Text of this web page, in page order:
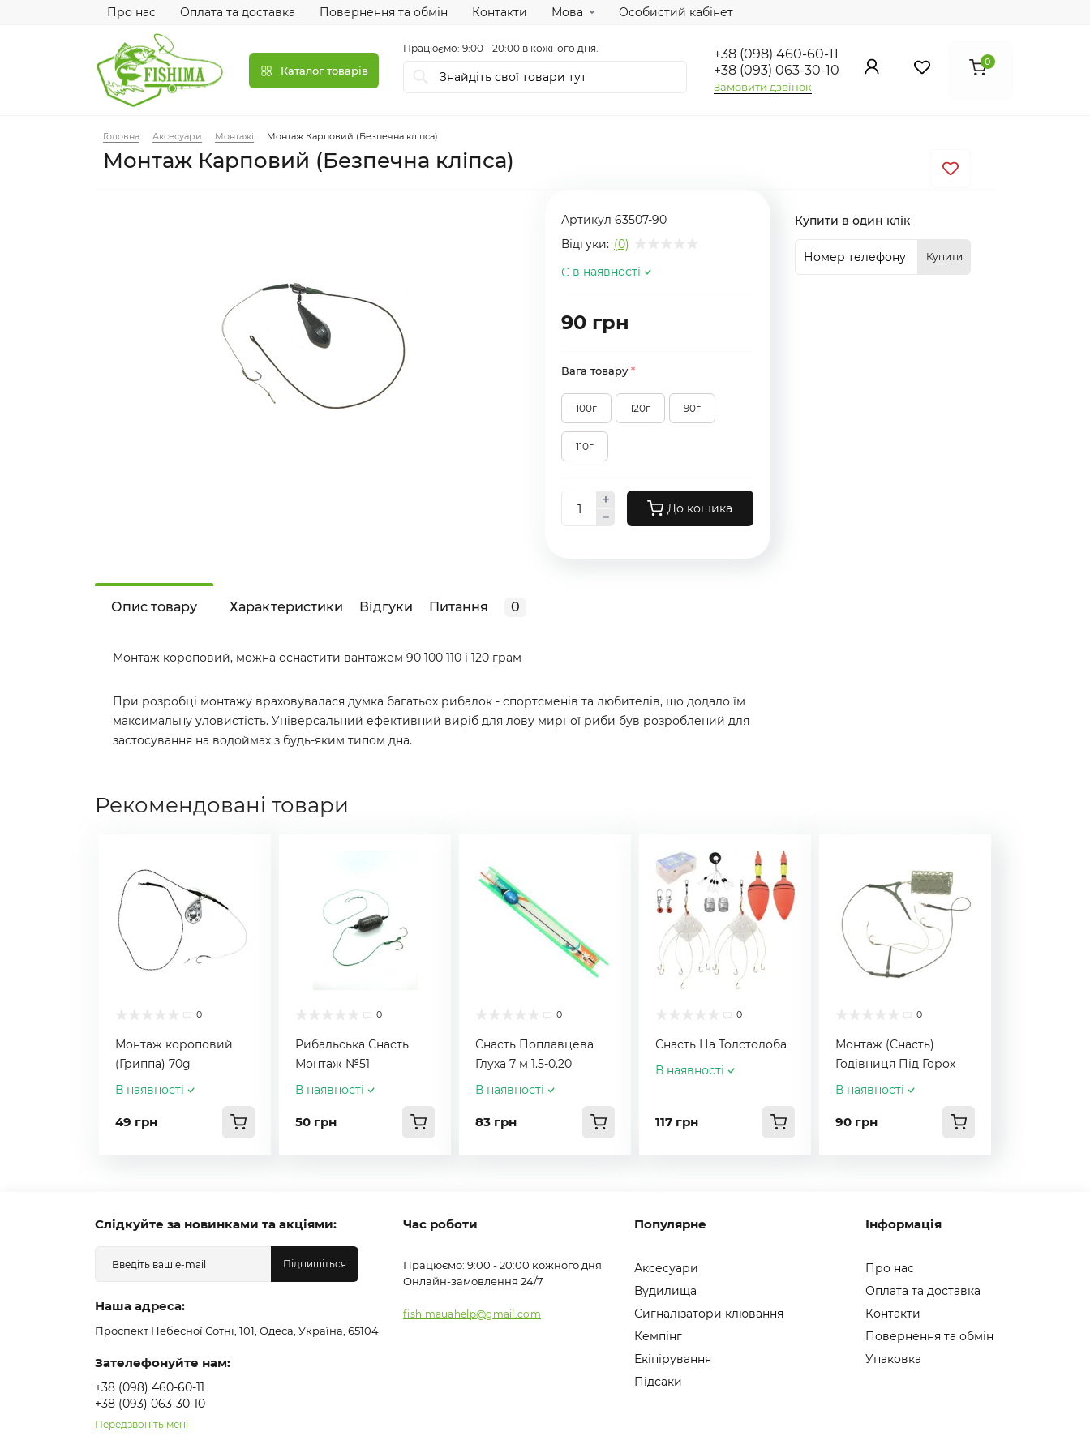
Про нас Оплата та доставка Повернення та обмін Контакти Мова Особистий кабінет
Каталог товарів
Працюємо: 9:00 - 20:00 в кожного дня.
+38 (098) 460-60-11
+38 (093) 063-30-10
Замовити дзвінок
0
Головна Аксесуари Монтажі Монтаж Карповий (Безпечна кліпса)
Монтаж Карповий (Безпечна кліпса)
Артикул 63507-90
Відгуки: (0)
Є в наявності
90 грн
Вага товару*
100г 120г 90г
110г
До кошика
Купити в один клік
Купити
Опис товару Характеристики Відгуки Питання 0
Монтаж короповий, можна оснастити вантажем 90 100 110 і 120 грам
При розробці монтажу враховувалася думка багатьох рибалок - спортсменів та любителів, що додало їм
максимальну уловистість. Універсальний ефективний виріб для лову мирної риби був розроблений для
застосування на водоймах з будь-яким типом дна.
Рекомендовані товари
0
Монтаж короповий
(Гриппа) 70g
В наявності
49 грн
0
Рибальська Снасть
Монтаж №51
В наявності
50 грн
0
Снасть Поплавцева
Глуха 7 м 1.5-0.20
В наявності
83 грн
0
Снасть На Толстолоба
В наявності
117 грн
0
Монтаж (Снасть)
Годівниця Під Горох
В наявності
90 грн
Слідкуйте за новинками та акціями:
Підпишіться
Наша адреса:
Проспект Небесної Сотні, 101, Одеса, Україна, 65104
Зателефонуйте нам:
+38 (098) 460-60-11
+38 (093) 063-30-10
Передзвоніть мені
Час роботи
Працюємо: 9:00 - 20:00 кожного дня
Онлайн-замовлення 24/7
fishimauahelp@gmail.com
Популярне
Аксесуари
Вудилища
Сигналізатори клювання
Кемпінг
Екіпірування
Підсаки
Інформація
Про нас
Оплата та доставка
Контакти
Повернення та обмін
Упаковка